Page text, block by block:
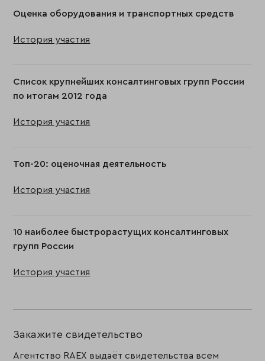
Оценка оборудования и транспортных средств
История участия
Список крупнейших консалтинговых групп России
по итогам 2012 года
История участия
Топ-20: оценочная деятельность
История участия
10 наиболее быстрорастущих консалтинговых
групп России
История участия
Закажите свидетельство
Агентство RAEX выдаёт свидетельства всем